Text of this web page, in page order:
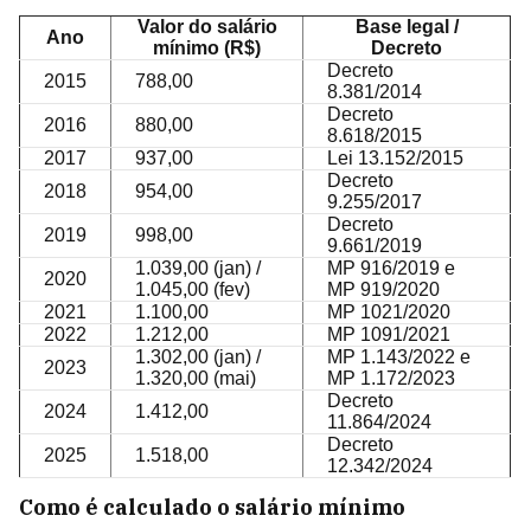
Ano
Valor do salário
mínimo (R$)
Base legal /
Decreto
2015
788,00
Decreto
8.381/2014
2016
880,00
Decreto
8.618/2015
2017
937,00
Lei 13.152/2015
2018
954,00
Decreto
9.255/2017
2019
998,00
Decreto
9.661/2019
2020
1.039,00 (jan) /
1.045,00 (fev)
MP 916/2019 e
MP 919/2020
2021
1.100,00
MP 1021/2020
2022
1.212,00
MP 1091/2021
2023
1.302,00 (jan) /
1.320,00 (mai)
MP 1.143/2022 e
MP 1.172/2023
2024
1.412,00
Decreto
11.864/2024
2025
1.518,00
Decreto
12.342/2024
Como é calculado o salário mínimo